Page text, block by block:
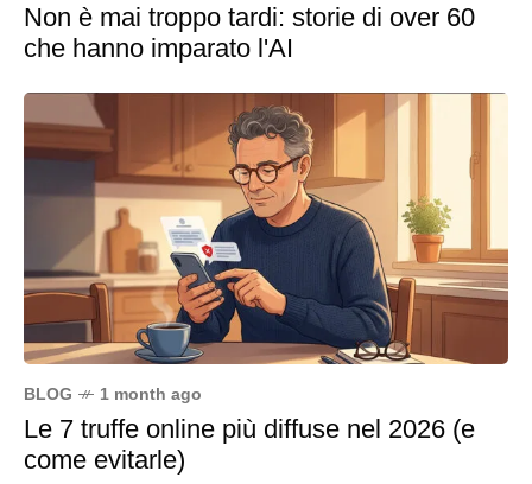
Non è mai troppo tardi: storie di over 60
che hanno imparato l'AI
BLOG 1 month ago
Le 7 truffe online più diffuse nel 2026 (e
come evitarle)